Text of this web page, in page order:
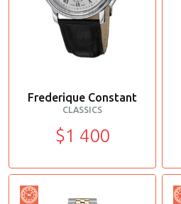
Frederique Constant
CLASSICS
$1 400